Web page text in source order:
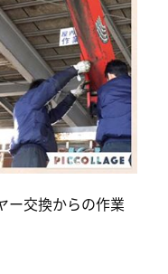
ー交換からの作業